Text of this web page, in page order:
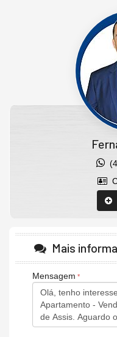
Mais
Mensagem